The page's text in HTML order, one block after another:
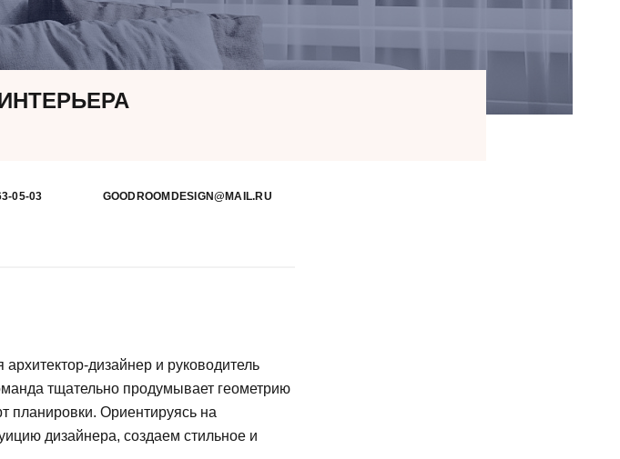
05-03 GOODROOMDESIGN@MAIL.RU
дизайнер и руководитель
тщательно продумывает геометрию
планировки. Ориентируясь на
дизайнера, создаем стильное и